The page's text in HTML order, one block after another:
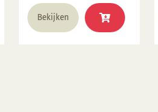
Bekijken